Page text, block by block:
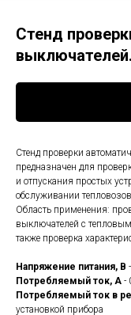
Стенд
Стенд проверки
предназначен для
и отпускания простых
обслуживании
Область применения:
выключателей с
также проверка
Напряжение питания, В
Потребляемый ток, А -
Потребляемый ток в
установкой прибора